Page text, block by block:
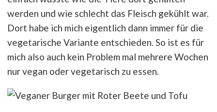
werden und wie schlecht das Fleisch gekühlt war.
Dort habe ich mich eigentlich dann immer für die
vegetarische Variante entschieden. So ist es für
mich also auch kein Problem mal mehrere Wochen
nur vegan oder vegetarisch zu essen.